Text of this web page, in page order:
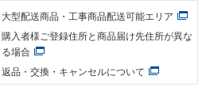
大型配送商品・工事商品配送可能エリア
購入者様ご登録住所と商品届け先住所が異な
る場合
返品・交換・キャンセルについて